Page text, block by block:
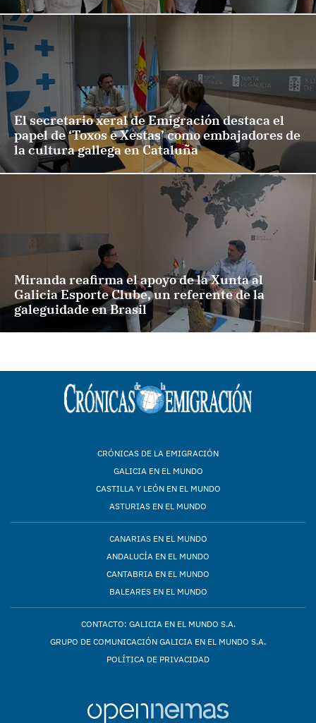
El secretario xeral de Emigración destaca el
papel de ‘Toxos e Xestas’ como embajadores de
la cultura gallega en Cataluña
Miranda reafirma el apoyo de la Xunta al
Galicia Esporte Clube, un referente de la
galeguidade en Brasil
CRÓNICAS DE LA EMIGRACIÓN
GALICIA EN EL MUNDO
CASTILLA Y LEÓN EN EL MUNDO
ASTURIAS EN EL MUNDO
CANARIAS EN EL MUNDO
ANDALUCÍA EN EL MUNDO
CANTABRIA EN EL MUNDO
BALEARES EN EL MUNDO
CONTACTO: GALICIA EN EL MUNDO S.A.
GRUPO DE COMUNICACIÓN GALICIA EN EL MUNDO S.A.
POLÍTICA DE PRIVACIDAD